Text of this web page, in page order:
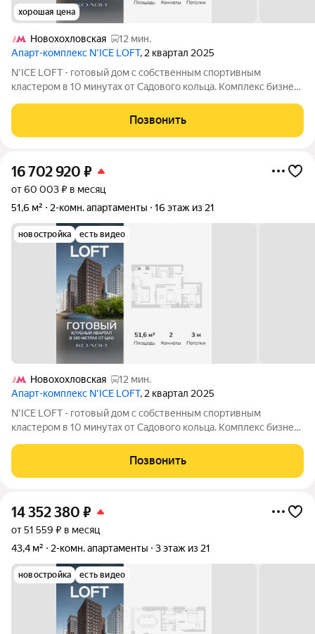
хорошая цена
Новохохловская
12 мин.
Апарт-комплекс N’ICE LOFT, 2 квартал 2025
N'ICE LOFT - готовый дом с собственным спортивным
кластером в 10 минутах от Садового кольца. Комплекс бизнес-
компания КОЛДИ, представляет собой знаковое жилое
пространство, на территории которого
Позвонить
16 702 920 ₽
от 60 003 ₽ в месяц
51,6 м²
2-комн. апартаменты 16 этаж из 21
новостройка есть видео
Новохохловская
12 мин.
Апарт-комплекс N’ICE LOFT, 2 квартал 2025
N'ICE LOFT - готовый дом с собственным спортивным
кластером в 10 минутах от Садового кольца. Комплекс бизнес-
компания КОЛДИ, представляет собой знаковое жилое
пространство, на территории которого
Позвонить
14 352 380 ₽
от 51 559 ₽ в месяц
43,4 м²
2-комн. апартаменты 3 этаж из 21
новостройка есть видео